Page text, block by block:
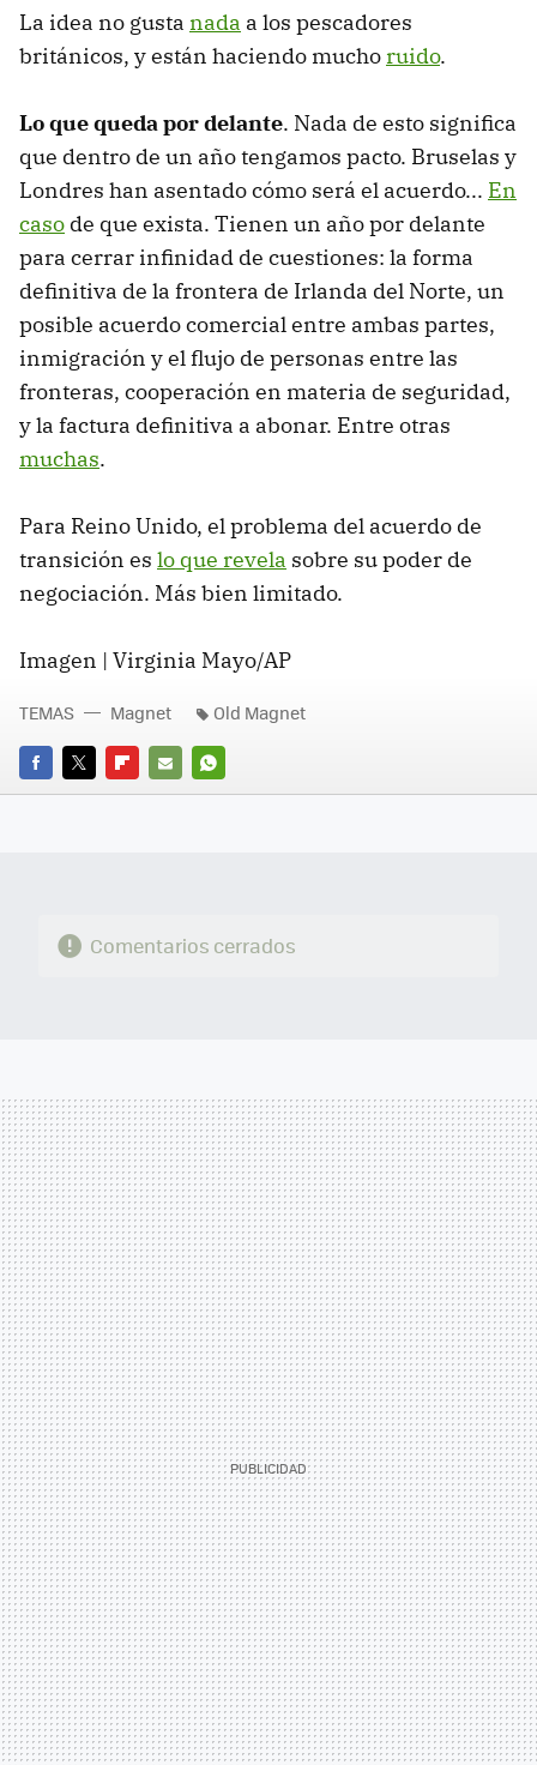
La idea no gusta nada a los pescadores
británicos, y están haciendo muchoruido.
Lo que queda por delante. Nada de esto significa
que dentro de un año tengamos pacto. Bruselas y
Londres han asentado cómo será el acuerdo... En
caso de que exista. Tienen un año por delante
para cerrar infinidad de cuestiones: la forma
definitiva de la frontera de Irlanda del Norte, un
posible acuerdo comercial entre ambas partes,
inmigración y el flujo de personas entre las
fronteras, cooperación en materia de seguridad,
y la factura definitiva a abonar. Entre otras
muchas.
Para Reino Unido, el problema del acuerdo de
transición es lo que revela sobre su poder de
negociación. Más bien limitado.
Imagen | Virginia Mayo/AP
FACEBOOK
TWITTERFLIPBOARD
E-
WHATSAPP
TEMAS Magnet Old Magnet
Comentarios cerrados